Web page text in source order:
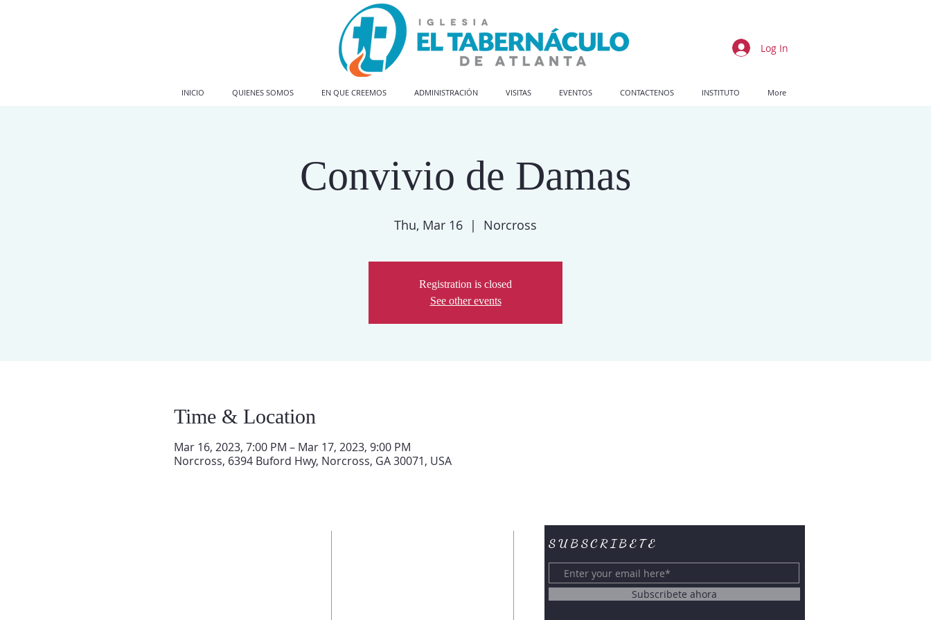
Log In
INICIO QUIENES SOMOS EN QUE CREEMOS ADMINISTRACIÓN VISITAS EVENTOS CONTACTENOS INSTITUTO More
Convivio de Damas
Thu, Mar 16
  |
Norcross
Registration is closed
See other events
Time & Location
Mar 16, 2023, 7:00 PM – Mar 17, 2023, 9:00 PM
Norcross, 6394 Buford Hwy, Norcross, GA 30071, USA
SUBSCRIBETE
Subscribete ahora